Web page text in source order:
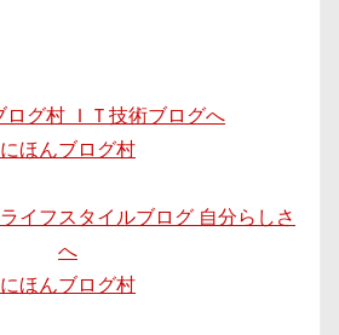
にほんブログ村
にほんブログ村